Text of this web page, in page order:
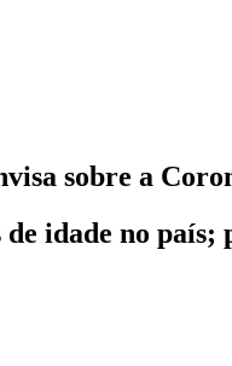
sobre a
idade no